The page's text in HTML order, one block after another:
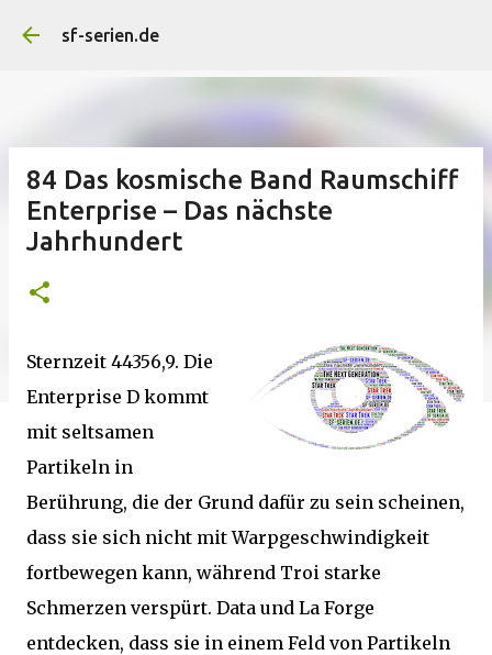
sf-serien.de
84 Das kosmische Band Raumschiff
Enterprise – Das nächste
Jahrhundert
Sternzeit 44356,9. Die
Enterprise D kommt
mit seltsamen
Partikeln in
Berührung, die der Grund dafür zu sein scheinen,
dass sie sich nicht mit Warpgeschwindigkeit
fortbewegen kann, während Troi starke
Schmerzen verspürt. Data und La Forge
entdecken, dass sie in einem Feld von Partikeln